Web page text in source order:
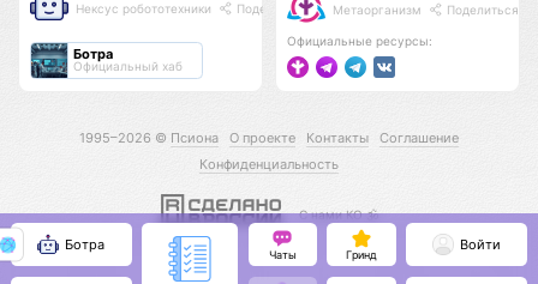
Нексус робототехники Поделиться
Ботра
Официальный хаб
Метаорганизм Поделиться
Официальные ресурсы:
1995–2026 © Псиона О проекте Контакты
Соглашение
Конфиденциальность
С нами КО 🕉️
Ботра
Чаты Гринд
Войти